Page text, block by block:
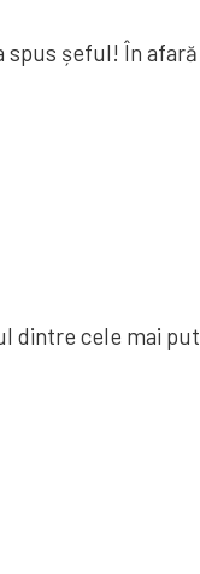
șeful! În
dintre cele mai